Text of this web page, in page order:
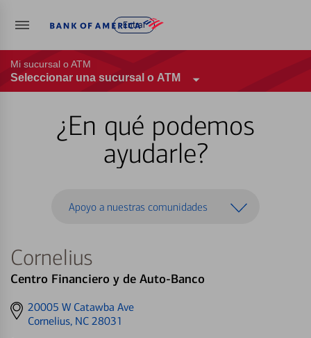
Entrar
Mi sucursal o ATM
Seleccionar una sucursal o ATM
¿En qué podemos
ayudarle?
Apoyo a nuestras comunidades
Cornelius
Centro Financiero y de Auto-Banco
Get
directions
20005 W Catawba Ave
Cornelius, NC 28031